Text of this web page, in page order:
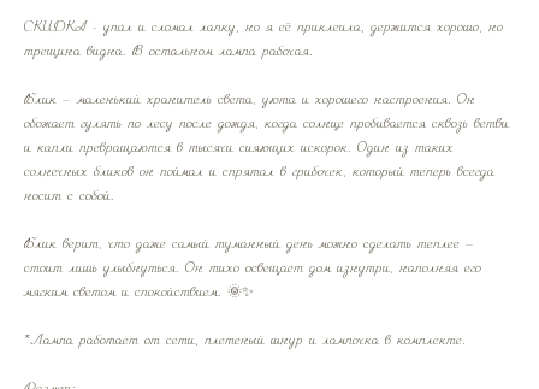
СКИДКА - упал и сломал лапку, но я её приклеила, держится хорошо, но
трещина видна. В остальном лампа рабочая.
Блик — маленький хранитель света, уюта и хорошего настроения. Он
обожает гулять по лесу после дождя, когда солнце пробивается сквозь ветви
и капли превращаются в тысячи сияющих искорок. Один из таких
солнечных бликов он поймал и спрятал в грибочек, который теперь всегда
носит с собой.
Блик верит, что даже самый туманный день можно сделать теплее —
стоит лишь улыбнуться. Он тихо освещает дом изнутри, наполняя его
мягким светом и спокойствием. 🌞✨
*Лампа работает от сети, плетеный шнур и лампочка в комплекте.